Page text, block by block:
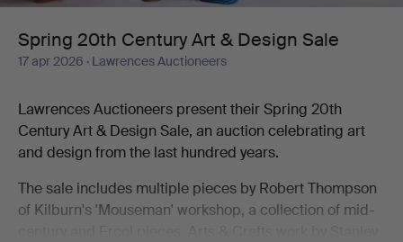
Design
Sale
Spring 20th Century Art & Design Sale
17 apr 2026 · Lawrences Auctioneers
Lawrences Auctioneers present their Spring 20th
Century Art & Design Sale, an auction celebrating art
and design from the last hundred years.
The sale includes multiple pieces by Robert Thompson
of Kilburn's 'Mouseman' workshop, a collection of mid-